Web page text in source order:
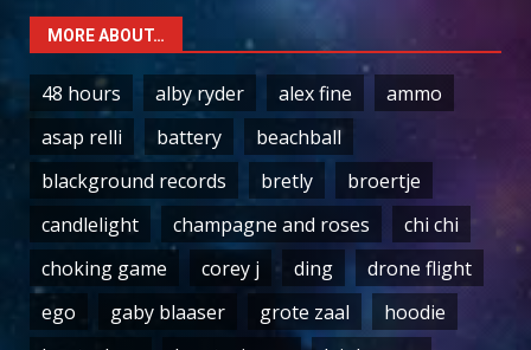
MORE ABOUT…
48 hours alby ryder alex fine
ammo
asap relli
battery
beachball
blackground records
bretly
broertje
candlelight
champagne and roses
chi chi
choking game
corey j ding
drone flight
ego
gaby blaaser grote zaal
hoodie